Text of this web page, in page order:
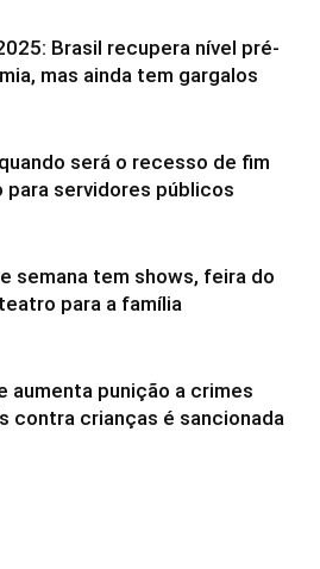
Brasil recupera nível pré-
mas ainda tem gargalos
será o recesso de fim
para servidores públicos
semana tem shows, feira do
para a família
aumenta punição a crimes
contra crianças é sancionada